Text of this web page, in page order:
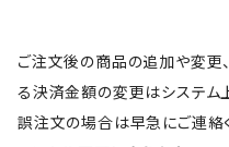
ご注文後の商品の追加や変更
る決済金額の変更はシステム
誤注文の場合は早急にご連絡